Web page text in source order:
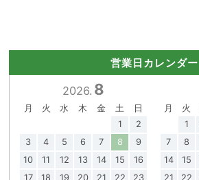
営業日カレンダー
2026. 8
月 火 水 木 金 土
日
1
2
3
4 5 6 7 8
9
10
11 12 13 14 15
16
17
18 19 20 21 22
23
月 火
1
7
8
14
15
21
22